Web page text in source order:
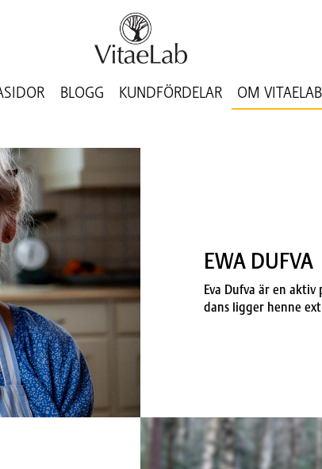
BLOGG KUNDFÖRDELAR OM VITAELAB
EWA DUFVA
Eva Dufva är en
dans ligger henne